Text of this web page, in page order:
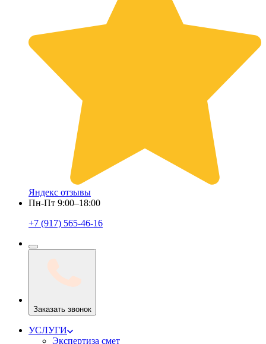
Яндекс отзывы
Пн-Пт 9:00–18:00
+7 (917) 565-46-16
Заказать звонок
УСЛУГИ
Экспертиза смет